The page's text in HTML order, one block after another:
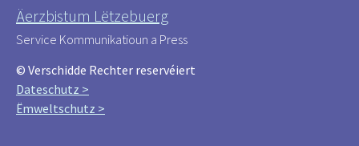
Äerzbistum Lëtzebuerg
Service Kommunikatioun a Press
© Verschidde Rechter reservéiert
Dateschutz >
Ëmweltschutz >